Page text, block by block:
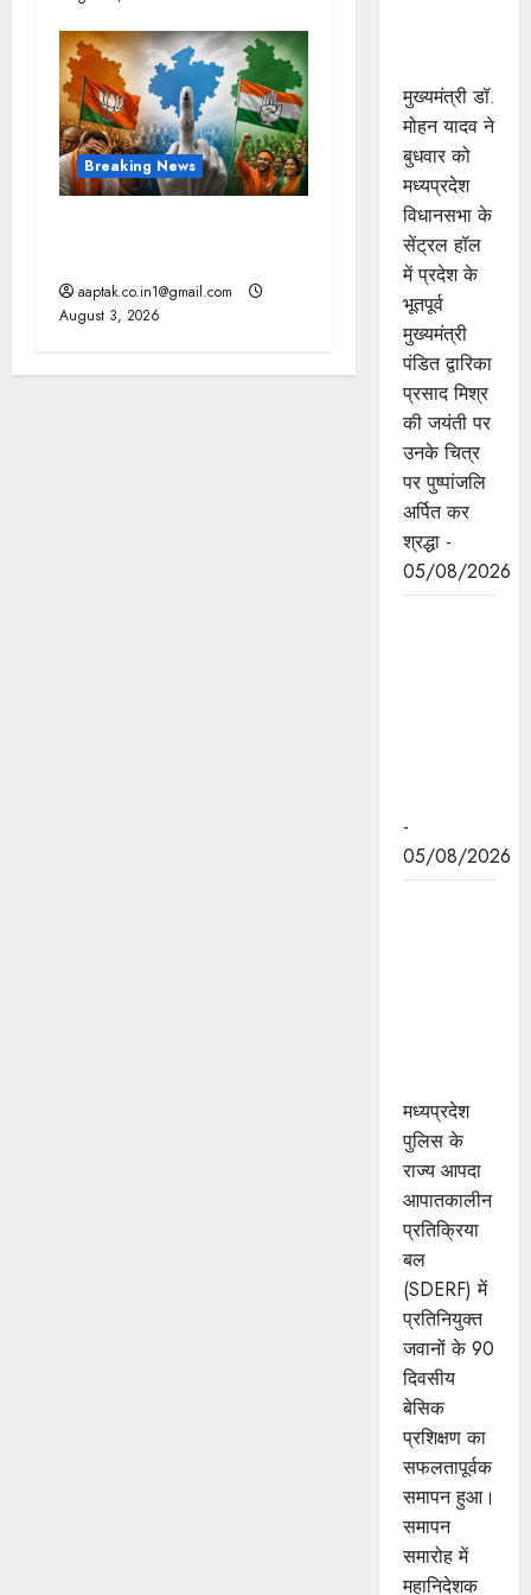
Breaking News
aaptak.co.in1@gmail.com
August 3, 2026
मुख्यमंत्री डॉ.
मोहन यादव ने
बुधवार को
मध्यप्रदेश
विधानसभा के
सेंट्रल हॉल
में प्रदेश के
भूतपूर्व
मुख्यमंत्री
पंडित द्वारिका
प्रसाद मिश्र
की जयंती पर
उनके चित्र
पर पुष्पांजलि
अर्पित कर
श्रद्धा -
05/08/2026
-
05/08/2026
मध्यप्रदेश
पुलिस के
राज्य आपदा
आपातकालीन
प्रतिक्रिया
बल
(SDERF) में
प्रतिनियुक्त
जवानों के 90
दिवसीय
बेसिक
प्रशिक्षण का
सफलतापूर्वक
समापन हुआ।
समापन
समारोह में
महानिदेशक